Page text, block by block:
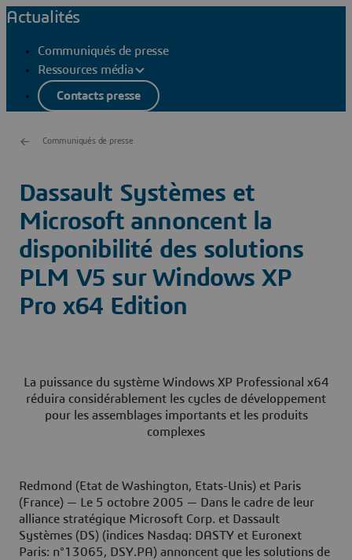
Actualités
Communiqués de presse
Ressources média
Contacts presse
Communiqués de presse
Dassault Systèmes et
Microsoft annoncent la
disponibilité des solutions
PLM V5 sur Windows XP
Pro x64 Edition
La puissance du système Windows XP Professional x64
réduira considérablement les cycles de développement
pour les assemblages importants et les produits
complexes
Redmond (Etat de Washington, Etats-Unis) et Paris
(France) — Le 5 octobre 2005 — Dans le cadre de leur
alliance stratégique Microsoft Corp. et Dassault
Systèmes (DS) (indices Nasdaq: DASTY et Euronext
Paris: n°13065, DSY.PA) annoncent que les solutions de